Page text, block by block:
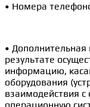
• Номера
•
результате
информацию,
оборудования
взаимодействия с